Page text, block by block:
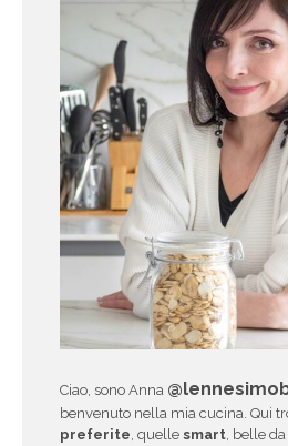
Ciao, sono Anna
benvenuto nella mia cucina. Qui
preferite , quelle smart , belle